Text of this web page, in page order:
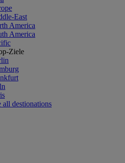
East
America
America
Ziele
all destionations